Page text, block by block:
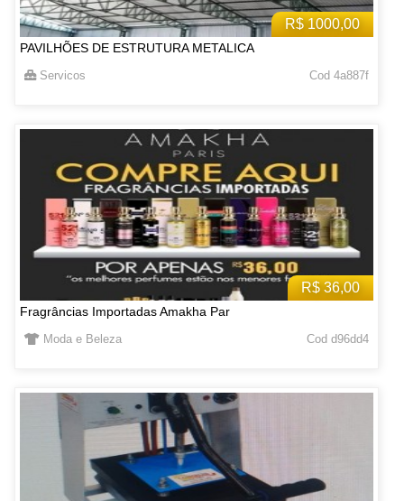
R$ 1000,00
PAVILHÕES DE ESTRUTURA METALICA
Servicos Cod 4a887f
R$ 36,00
Fragrâncias Importadas Amakha Par
Moda e Beleza Cod d96dd4